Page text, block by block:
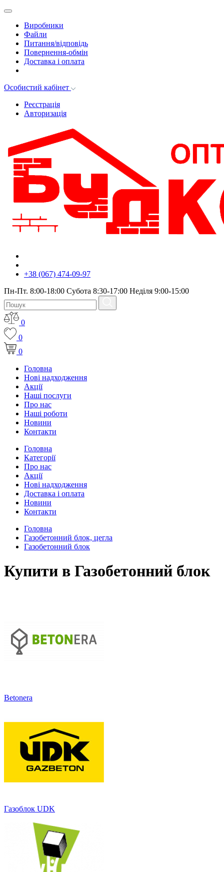
Виробники
Файли
Питання/відповідь
Повернення-обмін
Доставка і оплата
Особистий кабінет
Реєстрація
Авторизація
+38 (067) 474-09-97
Пн-Пт. 8:00-18:00 Субота 8:30-17:00 Неділя 9:00-15:00
0
0
0
Головна
Нові надходження
Акції
Наші послуги
Про нас
Наші роботи
Новини
Контакти
Головна
Категорії
Про нас
Акції
Нові надходження
Доставка і оплата
Новини
Контакти
Головна
Газобетонний блок, цегла
Газобетонний блок
Купити в Газобетонний блок
Betonera
Газоблок UDK